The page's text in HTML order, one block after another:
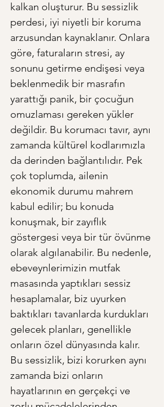
kalkan oluşturur. Bu sessizlik
perdesi, iyi niyetli bir koruma
arzusundan kaynaklanır. Onlara
göre, faturaların stresi, ay
sonunu getirme endişesi veya
beklenmedik bir masrafın
yarattığı panik, bir çocuğun
omuzlaması gereken yükler
değildir. Bu korumacı tavır, aynı
zamanda kültürel kodlarımızla
da derinden bağlantılıdır. Pek
çok toplumda, ailenin
ekonomik durumu mahrem
kabul edilir; bu konuda
konuşmak, bir zayıflık
göstergesi veya bir tür övünme
olarak algılanabilir. Bu nedenle,
ebeveynlerimizin mutfak
masasında yaptıkları sessiz
hesaplamalar, biz uyurken
baktıkları tavanlarda kurdukları
gelecek planları, genellikle
onların özel dünyasında kalır.
Bu sessizlik, bizi korurken aynı
zamanda bizi onların
hayatlarının en gerçekçi ve